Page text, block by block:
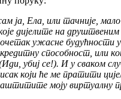
ја Ела или тачније мало
дијелите на друштвеним
ужасне будућности у
кредитну способност или
Иди убиј се!). И у сваком
који ће ме пратити
моју виртуалну